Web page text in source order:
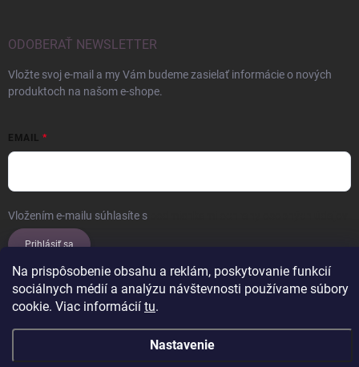
Na prispôsobenie obsahu a reklám, poskytovanie funkcií
sociálnych médií a analýzu návštevnosti používame súbory
cookie. Viac informácií tu.
Nastavenie
ODOBERAŤ NEWSLETTER
Vložte svoj e-mail a my Vám budeme zasielať informácie o nových
produktoch na našom e-shope.
EMAIL
Vložením e-mailu súhlasíte s
Prihlásiť sa
cookies